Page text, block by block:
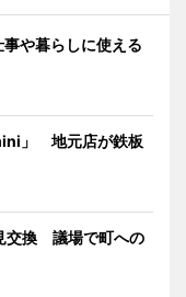
や暮らしに使える
」 地元店が鉄板
交換 議場で町への